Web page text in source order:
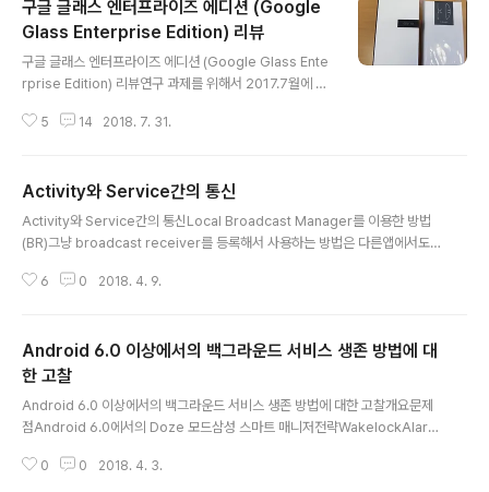
구글 글래스 엔터프라이즈 에디션 (Google
Glass Enterprise Edition) 리뷰
구글 글래스 엔터프라이즈 에디션 (Google Glass Ente
rprise Edition) 리뷰연구 과제를 위해서 2017.7월에 출
했다. 온라인 상에 XE (Explore Eidition)에 대한 정보는
해야한다. Google X: https://www.x.company/glas
s/ 위 사이트에 접속해서 Interested In Galss를 눌러서
메일을 보내면 된다.그냥 학교에서 연구과제로 필요하다고
다고 구글로 부터 답장을 받았다.Streye L..
5 14 2018. 7. 31.
Activity와 Service간의 통신
Activity와 Service간의 통신Local Broadcast Manager를 이용한 방법
(BR)그냥 broadcast receiver를 등록해서 사용하는 방법은 다른앱에서도
(android 5.1)부터 지원하는 Local Broadcast Manager방법으로 구현한
수신하게 된다. // observer의 이름은 mMessageReceiver이다. LocalB
roadcastManager.getInstanc..
6 0 2018. 4. 9.
Android 6.0 이상에서의 백그라운드 서비스 생존 방법에 대
한 고찰
Android 6.0 이상에서의 백그라운드 서비스 생존 방법에 대한 고찰개요문제
점Android 6.0에서의 Doze 모드삼성 스마트 매니저전략WakelockAlarm
getWindow().addFlags(WindowManager.LayoutParams.FLAG_KE
0 0 2018. 4. 3.